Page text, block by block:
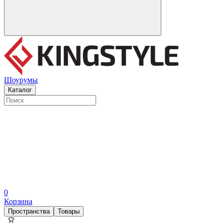
Шоурумы
Каталог
0
Корзина
Пространства Товары